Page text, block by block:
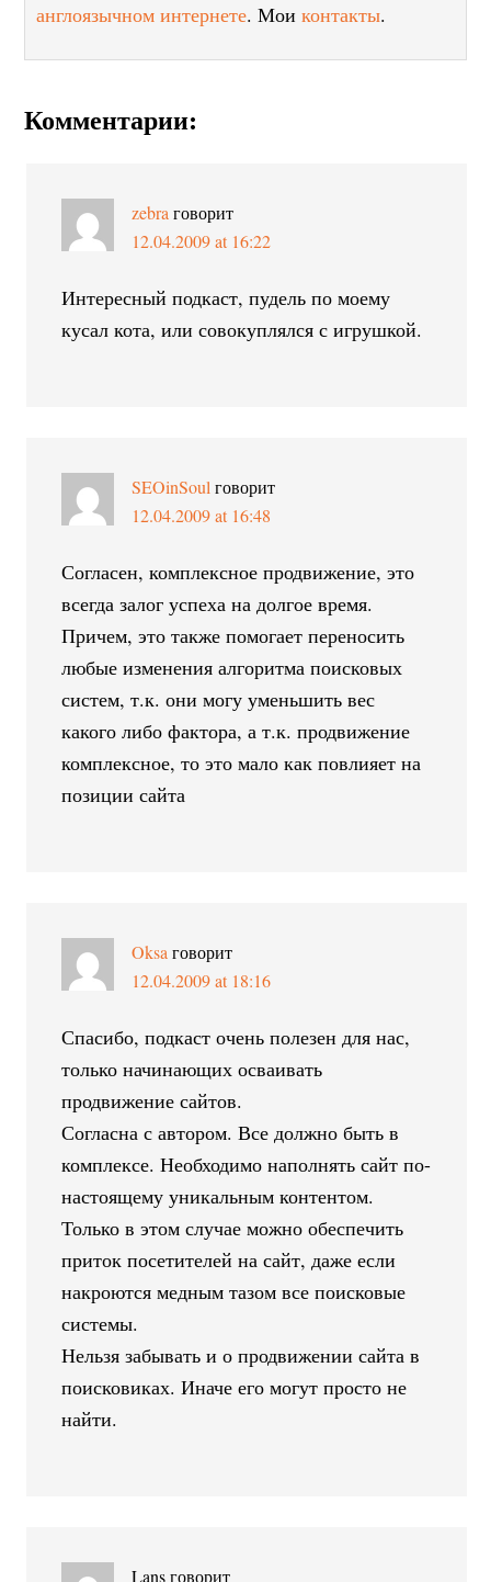
англоязычном интернете. Моиконтакты.
Комментарии:
zebra говорит
12.04.2009 at 16:22
Интересный подкаст, пудель по моему
кусал кота, или совокуплялся с игрушкой.
SEOinSoul говорит
12.04.2009 at 16:48
Согласен, комплексное продвижение, это
всегда залог успеха на долгое время.
Причем, это также помогает переносить
любые изменения алгоритма поисковых
систем, т.к. они могу уменьшить вес
какого либо фактора, а т.к. продвижение
комплексное, то это мало как повлияет на
позиции сайта
Oksa говорит
12.04.2009 at 18:16
Спасибо, подкаст очень полезен для нас,
только начинающих осваивать
продвижение сайтов.
Согласна с автором. Все должно быть в
комплексе. Необходимо наполнять сайт по-
настоящему уникальным контентом.
Только в этом случае можно обеспечить
приток посетителей на сайт, даже если
накроются медным тазом все поисковые
системы.
Нельзя забывать и о продвижении сайта в
поисковиках. Иначе его могут просто не
найти.
Lans говорит